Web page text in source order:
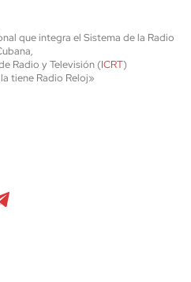
que integra el Sistema de la Radio
Radio y Televisión (ICRT)
tiene Radio Reloj»